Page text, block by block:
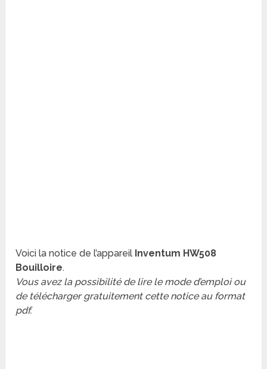
Voici la notice de l’appareil Inventum HW508
Bouilloire.
Vous avez la possibilité de lire le mode d’emploi ou
de télécharger gratuitement cette notice au format
pdf.